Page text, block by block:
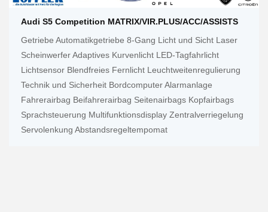
Audi S5 Competition MATRIX/VIR.PLUS/ACC/ASSISTS
Getriebe Automatikgetriebe 8-Gang Licht und Sicht Laser
Scheinwerfer Adaptives Kurvenlicht LED-Tagfahrlicht
Lichtsensor Blendfreies Fernlicht Leuchtweitenregulierung
Technik und Sicherheit Bordcomputer Alarmanlage
Fahrerairbag Beifahrerairbag Seitenairbags Kopfairbags
Sprachsteuerung Multifunktionsdisplay Zentralverriegelung
Servolenkung Abstandsregeltempomat